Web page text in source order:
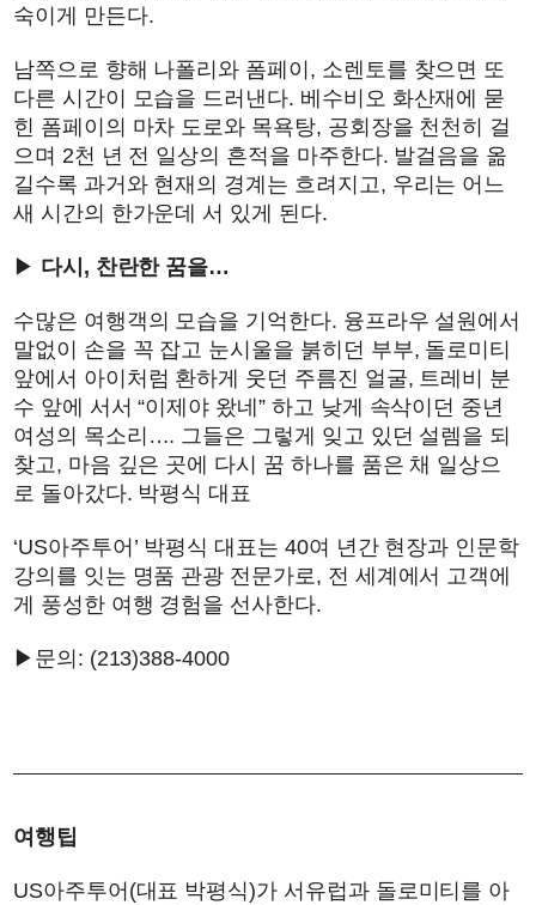
숙이게 만든다.
남쪽으로 향해 나폴리와 폼페이, 소렌토를 찾으면 또
다른 시간이 모습을 드러낸다. 베수비오 화산재에 묻
힌 폼페이의 마차 도로와 목욕탕, 공회장을 천천히 걸
으며 2천 년 전 일상의 흔적을 마주한다. 발걸음을 옮
길수록 과거와 현재의 경계는 흐려지고, 우리는 어느
새 시간의 한가운데 서 있게 된다.
▶ 다시, 찬란한 꿈을…
수많은 여행객의 모습을 기억한다. 융프라우 설원에서
말없이 손을 꼭 잡고 눈시울을 붉히던 부부, 돌로미티
앞에서 아이처럼 환하게 웃던 주름진 얼굴, 트레비 분
수 앞에 서서 “이제야 왔네” 하고 낮게 속삭이던 중년
여성의 목소리…. 그들은 그렇게 잊고 있던 설렘을 되
찾고, 마음 깊은 곳에 다시 꿈 하나를 품은 채 일상으
로 돌아갔다. 박평식 대표
‘US아주투어’ 박평식 대표는 40여 년간 현장과 인문학
강의를 잇는 명품 관광 전문가로, 전 세계에서 고객에
게 풍성한 여행 경험을 선사한다.
▶문의: (213)388-4000
여행팁
US아주투어(대표 박평식)가 서유럽과 돌로미티를 아